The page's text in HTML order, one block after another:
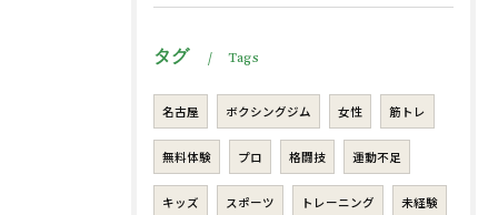
タグ Tags
名古屋 ボクシングジム 女性 筋トレ
無料体験 プロ 格闘技 運動不足
キッズ スポーツ トレーニング 未経験